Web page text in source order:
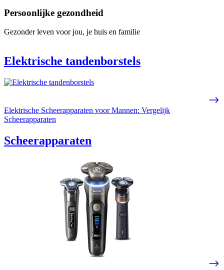
Persoonlijke gezondheid
Gezonder leven voor jou, je huis en familie
Elektrische tandenborstels
Elektrische Scheerapparaten voor Mannen: Vergelijk
Scheerapparaten
Scheerapparaten